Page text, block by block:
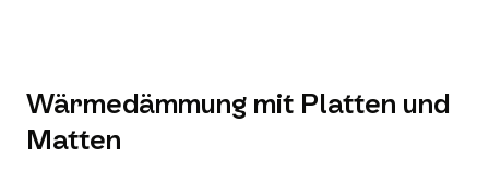
Wärmedämmung mit Platten und
Matten